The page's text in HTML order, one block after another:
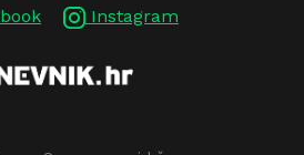
Instagram